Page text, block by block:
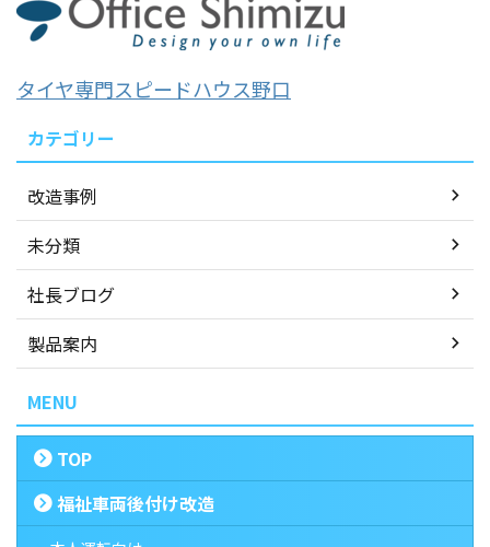
タイヤ専門スピードハウス野口
カテゴリー
改造事例
未分類
社長ブログ
製品案内
MENU
TOP
福祉車両後付け改造